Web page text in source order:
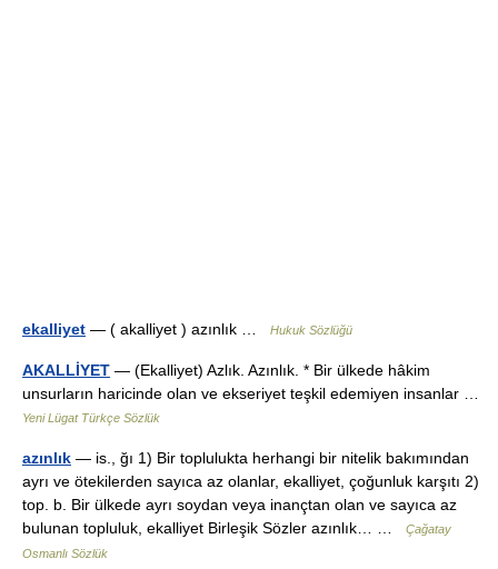
ekalliyet — ( akalliyet ) azınlık … Hukuk Sözlüğü
AKALLİYET — (Ekalliyet) Azlık. Azınlık. * Bir ülkede hâkim
unsurların haricinde olan ve ekseriyet teşkil edemiyen insanlar …
Yeni Lügat Türkçe Sözlük
azınlık — is., ğı 1) Bir toplulukta herhangi bir nitelik bakımından
ayrı ve ötekilerden sayıca az olanlar, ekalliyet, çoğunluk karşıtı 2)
top. b. Bir ülkede ayrı soydan veya inançtan olan ve sayıca az
bulunan topluluk, ekalliyet Birleşik Sözler azınlık… …
Çağatay
Osmanlı Sözlük